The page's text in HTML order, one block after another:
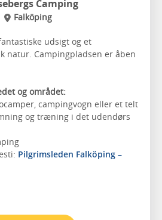
Camping
Falköping
udsigt og et
natur. Campingpladsen er åben
og området:
campingvogn eller et telt
og træning i det udendørs
Pilgrimsleden Falköping –